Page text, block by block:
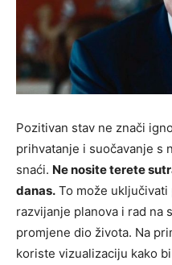
Pozitivan stav ne znači
prihvatanje i suočavanje s
snaći. Ne nosite terete
danas. To može
razvijanje planova i rad na
promjene dio života. Na
koriste vizualizaciju kako